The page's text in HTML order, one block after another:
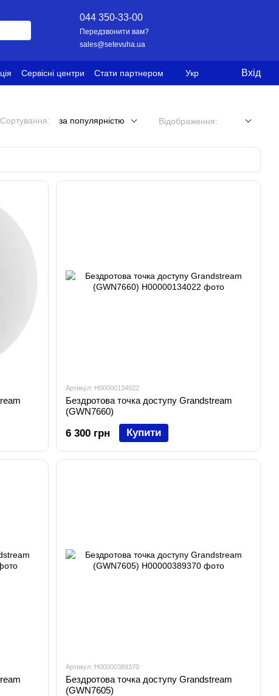
044 350-33-00
Передзвонити вам?
sales@setevuha.ua
Сервісні центри
Стати партнером
Укр Вхід
Сортування: за популярністю Відображення:
Артикул: H00000134022
Бездротова точка доступу Grandstream
(GWN7660)
6 300 грн Купити
Артикул: H00000389370
Бездротова точка доступу Grandstream
(GWN7605)